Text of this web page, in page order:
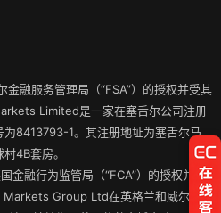
融服务管理局（“FSA”）的授权并受其
Limited是一家在塞舌尔公司注册
8413793-1。其注册地址为塞舌尔马
4B套房。
融行为监管局（“FCA”）的授权并受
Markets Group Ltd在英格兰和威尔士